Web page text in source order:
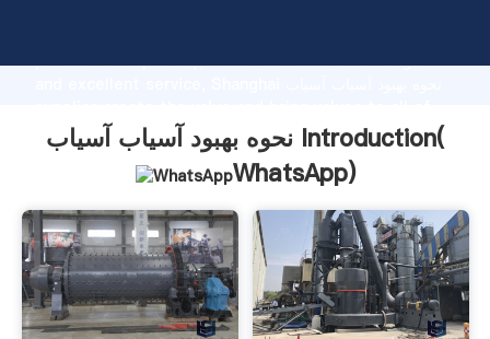
production capability, advanced research strength
customers.
نحوه بهبود آسیاب آسیاب Introduction(
WhatsApp)